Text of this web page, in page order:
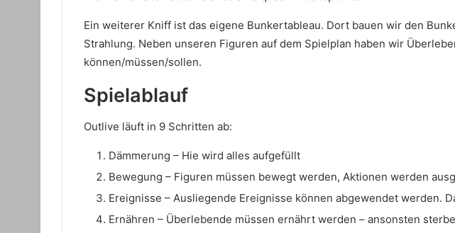
Ein weiterer Kniff ist das eigene Bunkertableau. Dort bauen wir den
Strahlung. Neben unseren Figuren auf dem Spielplan haben wir
können/müssen/sollen.
Spielablauf
Outlive läuft in 9 Schritten ab:
Dämmerung – Hie wird alles aufgefüllt
Bewegung – Figuren müssen bewegt werden, Aktionen werden
Ereignisse – Ausliegende Ereignisse können abgewendet werden.
Ernähren – Überlebende müssen ernährt werden – ansonsten